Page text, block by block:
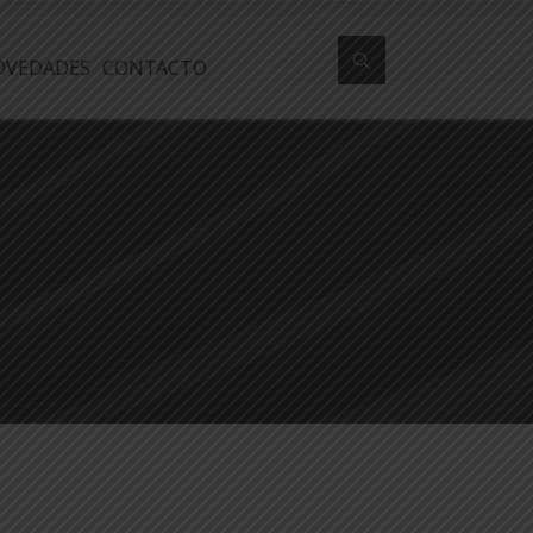
CONTACTO